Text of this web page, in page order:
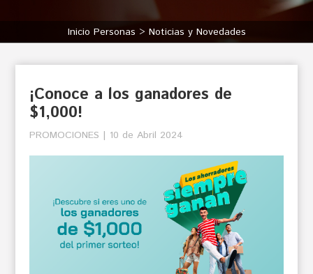
Inicio Personas Noticias y Novedades
¡Conoce a los ganadores de
$1,000!
PROMOCIONES | 10 de Abril 2024